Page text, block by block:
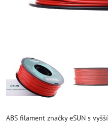
ABS filament značky eSUN s